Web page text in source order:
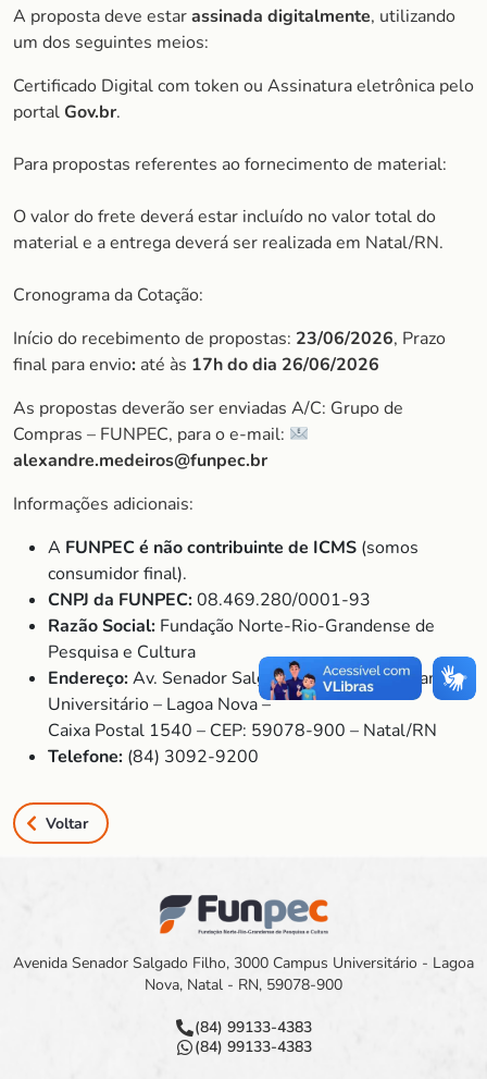
A proposta deve estarassinada digitalmente, utilizando
um dos seguintes meios:
Certificado Digital com token ou Assinatura eletrônica pelo
portalGov.br.
Para propostas referentes ao fornecimento de material:
O valor do frete deverá estar incluído no valor total do
material e a entrega deverá ser realizada em Natal/RN.
Cronograma da Cotação:
Início do recebimento de propostas: 23/06/2026, Prazo
final para envio: até às 17h do dia 26/06/2026
As propostas deverão ser enviadas A/C: Grupo de
Compras – FUNPEC, para o e-mail:
alexandre.medeiros@funpec.br
Informações adicionais:
A FUNPEC é não contribuinte de ICMS (somos
consumidor final).
CNPJ da FUNPEC:08.469.280/0001-93
Razão Social: Fundação Norte-Rio-Grandense de
Pesquisa e Cultura
Endereço:Av. Senador Salgado Filho, 3000 – Campus
Universitário – Lagoa Nova –
Caixa Postal 1540 – CEP: 59078-900 – Natal/RN
Telefone: (84) 3092-9200
Voltar
Avenida Senador Salgado Filho, 3000 Campus Universitário - Lagoa
Nova, Natal - RN, 59078-900
(84) 99133-4383
(84) 99133-4383